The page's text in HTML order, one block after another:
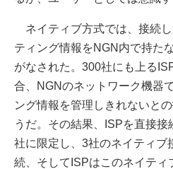
ネイティブ方式では、接続
ティング情報をNGN内で持た
がなされた。300社にも上る
合、NGNのネットワーク機器
ング情報を管理しきれないと
うだ。その結果、ISPを直接
社に限定し、3社のネイティブ
続、そしてISPはこのネイティ